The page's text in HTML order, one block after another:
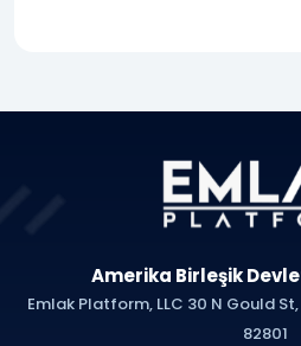
Amerika Birleşik
Emlak Platform, LLC 30 N Gould
82801